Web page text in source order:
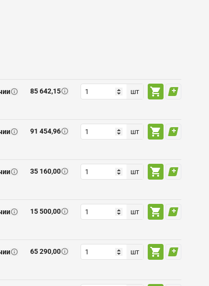
85 642,15 шт
91 454,96 шт
35 160,00 шт
15 500,00 шт
65 290,00 шт